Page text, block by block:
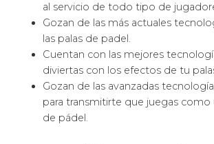
al servicio de todo tipo de
Gozan de las más actuales
las palas de padel.
Cuentan con las mejores
diviertas con los efectos de tu
Gozan de las avanzadas
para transmitirte que juegas como
de pádel.